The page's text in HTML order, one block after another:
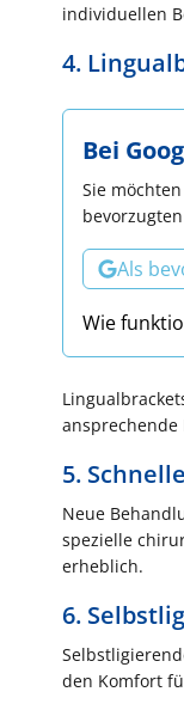
individuellen
4.
Bei
Sie
Als
Wie
ansprechende
5.
Neue
spezielle
erheblich.
6.
den Komfort